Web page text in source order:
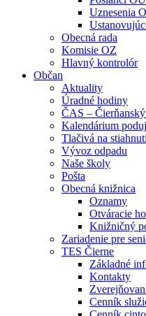
Uznesenia
Obecná rada
Komisie OZ
Hlavný kontrolór
Občan
Aktuality
Úradné hodiny
ČAS –
Kalendárium
Tlačivá na
Vývoz odpadu
Naše školy
Pošta
Obecná knižnica
Oznamy
Otváracie
Knižničný
Zariadenie pre
TES Čierne
Základné
Kontakty
Cenník